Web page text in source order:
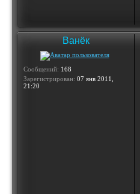
Ванёк
Сообщений: 168
Зарегистрирован: 07 янв 2011,
21:20